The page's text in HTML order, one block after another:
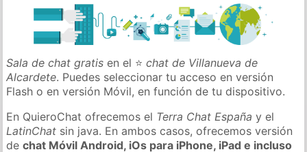
Sala de chat gratis en el ⭐chat de Villanueva de
Alcardete. Puedes seleccionar tu acceso en versión
Flash o en versión Móvil, en función de tu dispositivo.
En QuieroChat ofrecemos el Terra Chat España y el
LatinChat sin java. En ambos casos, ofrecemos versión
dechat Móvil Android, iOs para iPhone, iPad e incluso